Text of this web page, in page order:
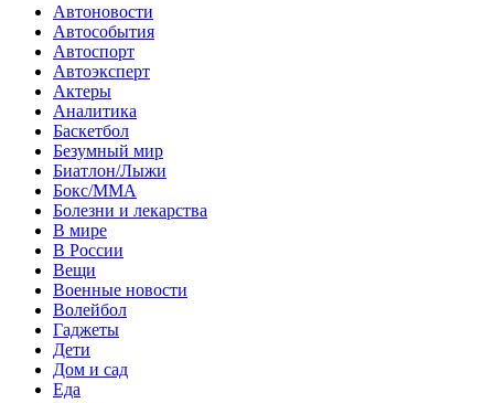
Автоновости
Автособытия
Автоспорт
Автоэксперт
Актеры
Аналитика
Баскетбол
Безумный мир
Биатлон/Лыжи
Бокс/MMA
Болезни и лекарства
В мире
В России
Вещи
Военные новости
Волейбол
Гаджеты
Дети
Дом и сад
Еда